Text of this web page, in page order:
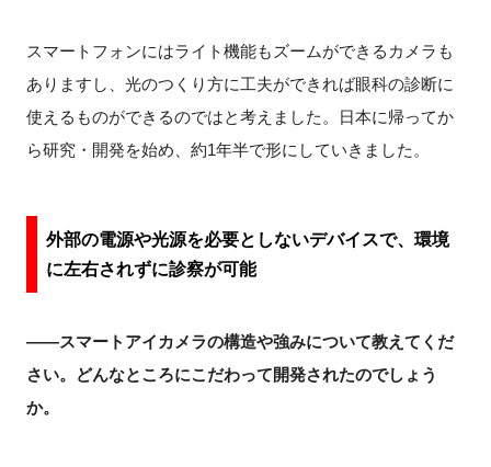
スマートフォンにはライト機能もズームができるカメラも
ありますし、光のつくり方に工夫ができれば眼科の診断に
使えるものができるのではと考えました。日本に帰ってか
ら研究・開発を始め、約1年半で形にしていきました。
外部の電源や光源を必要としないデバイスで、環境
に左右されずに診察が可能
――スマートアイカメラの構造や強みについて教えてくだ
さい。どんなところにこだわって開発されたのでしょう
か。